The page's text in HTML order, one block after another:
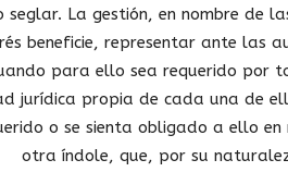
La gestión, en nombre de
beneficie, representar ante las
para ello sea requerido por
jurídica propia de cada una de
o se sienta obligado a ello
otra índole, que, por su